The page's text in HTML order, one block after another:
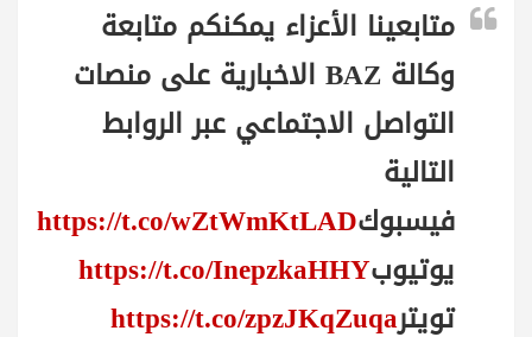
متابعينا الأعزاء يمكنكم متابعة
وكالة BAZ الاخبارية على منصات
التواصل الاجتماعي عبر الروابط
التالية
فيسبوكhttps://t.co/wZtWmKtLAD
يوتيوبhttps://t.co/InepzkaHHY
تويترhttps://t.co/zpzJKqZuqa